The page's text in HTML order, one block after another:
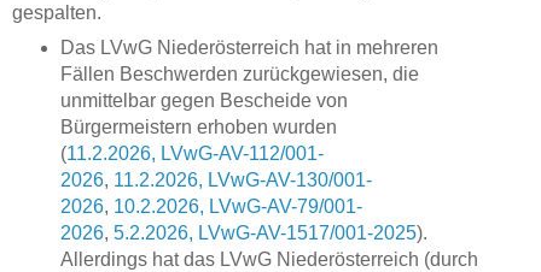
gespalten.
Das LVwG Niederösterreich hat in mehreren
Fällen Beschwerden zurückgewiesen, die
unmittelbar gegen Bescheide von
Bürgermeistern erhoben wurden
(11.2.2026, LVwG-AV-112/001-
2026, 11.2.2026, LVwG-AV-130/001-
2026, 10.2.2026, LVwG-AV-79/001-
2026, 5.2.2026, LVwG-AV-1517/001-2025).
Allerdings hat das LVwG Niederösterreich (durch